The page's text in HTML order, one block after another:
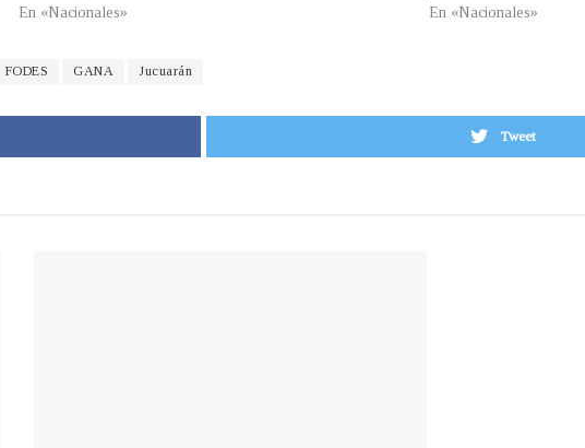
En «Nacionales»
En «Nacionales»
FODES GANA Jucuarán
Tweet